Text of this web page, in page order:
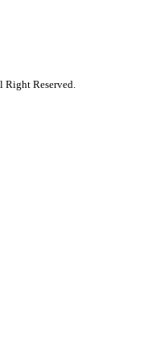
Reserved.